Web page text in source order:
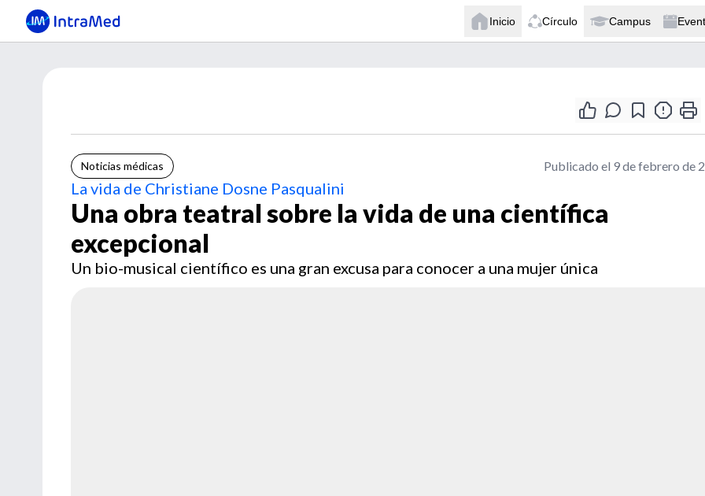
Inicio Círculo Campus
Noticias médicas Publicado el 9 de febrero de
La vida de Christiane Dosne Pasqualini
Una obra teatral sobre la vida de una científica
excepcional
Un bio-musical científico es una gran excusa para conocer a una mujer única